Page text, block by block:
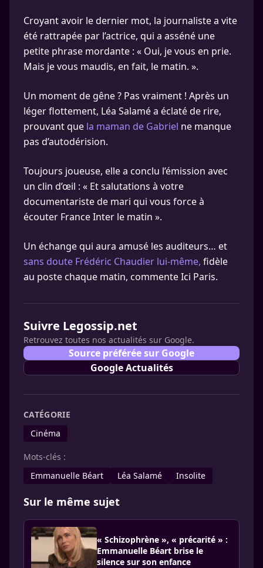
Croyant avoir le dernier mot, la journaliste a vite
été rattrapée par l’actrice, qui a asséné une
petite phrase mordante : « Oui, je vous en prie.
Mais je vous maudis, en fait, le matin. ».
Un moment de gêne ? Pas vraiment ! Après un
léger flottement, Léa Salamé a éclaté de rire,
prouvant que la maman de Gabriel ne manque
pas d’autodérision.
Toujours joueuse, elle a conclu l’émission avec
un clin d’œil : « Et salutations à votre
documentariste de mari qui vous force à
écouter France Inter le matin ».
Un échange qui aura amusé les auditeurs… et
sans doute Frédéric Chaudier lui-même, fidèle
au poste chaque matin, commente Ici Paris.
Suivre Legossip.net
Retrouvez toutes nos actualités sur Google.
Source préférée sur Google
Google Actualités
CATÉGORIE
Cinéma
Mots-clés :
Emmanuelle Béart
Léa Salamé Insolite
Sur le même sujet
« Schizophrène », « précarité » :
Emmanuelle Béart brise le
silence sur son enfance